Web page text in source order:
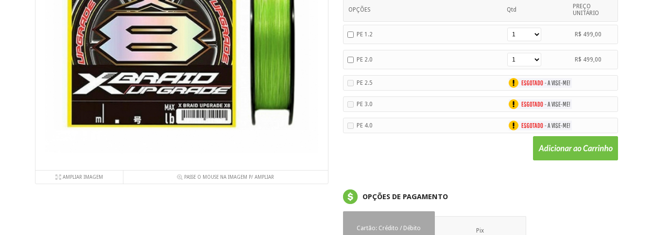
AMPLIAR IMAGEM PASSE O MOUSE NA IMAGEM P/ AMPLIAR
OPÇÕES Qtd
PREÇO
UNITÁRIO
PE 1.2 R$ 499,00
PE 2.0 R$ 499,00
PE 2.5
PE 3.0
PE 4.0
OPÇÕES DE PAGAMENTO
Cartão: Crédito / Débito Pix